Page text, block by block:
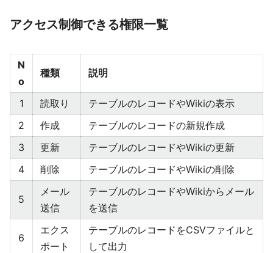
アクセス制御できる権限一覧
N
o
種類 説明
1 読取り
テーブルのレコードやWikiの表示
2
作成
テーブルのレコードの新規作成
3
更新
テーブルのレコードやWikiの更新
4
削除 テーブルのレコードやWikiの削除
5
メール
送信
テーブルのレコードやWikiからメール
を送信
6
エクス
ポート
テーブルのレコードをCSVファイルと
して出力